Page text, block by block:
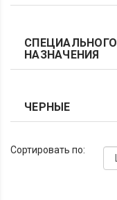
СПЕЦИАЛЬНОГО
НАЗНАЧЕНИЯ
ЧЕРНЫЕ
Сортировать по: